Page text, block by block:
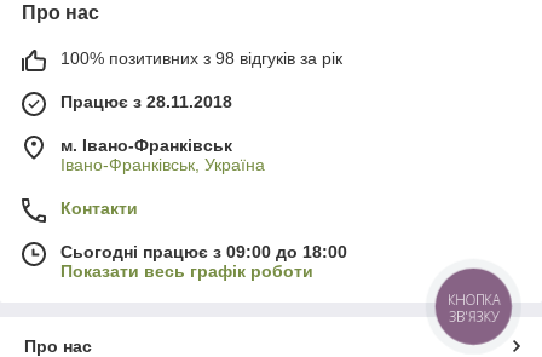
Про нас
100% позитивних з 98 відгуків за рік
Працює з 28.11.2018
м. Івано-Франківськ
Івано-Франківськ, Україна
Контакти
Сьогодні працює з 09:00 до 18:00
Показати весь графік роботи
Про нас
КНОПКА
ЗВ'ЯЗКУ